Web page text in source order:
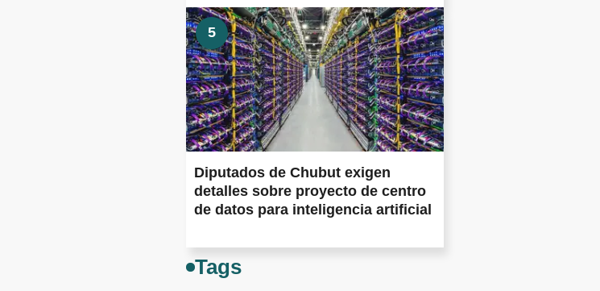
5
Diputados de Chubut exigen
detalles sobre proyecto de centro
de datos para inteligencia artificial
Tags